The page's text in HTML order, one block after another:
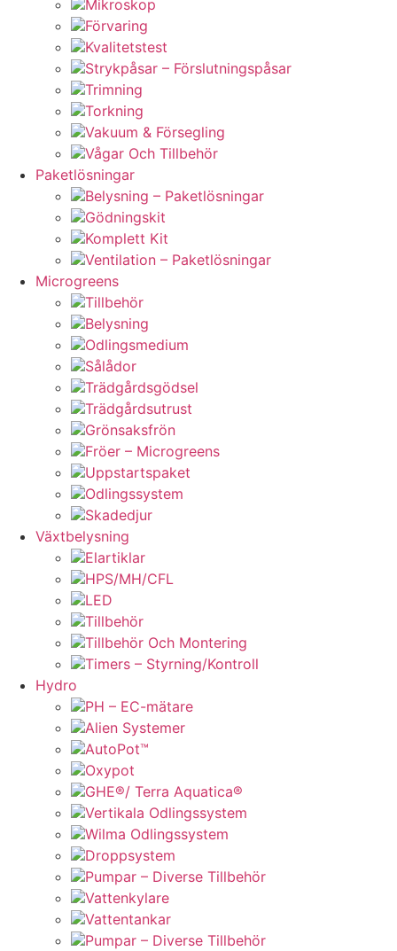
Mikroskop
Förvaring
Kvalitetstest
Strykpåsar – Förslutningspåsar
Trimning
Torkning
Vakuum & Försegling
Vågar Och Tillbehör
Paketlösningar
Belysning – Paketlösningar
Gödningskit
Komplett Kit
Ventilation – Paketlösningar
Microgreens
Tillbehör
Belysning
Odlingsmedium
Sålådor
Trädgårdsgödsel
Trädgårdsutrust
Grönsaksfrön
Fröer – Microgreens
Uppstartspaket
Odlingssystem
Skadedjur
Växtbelysning
Elartiklar
HPS/MH/CFL
LED
Tillbehör
Tillbehör Och Montering
Timers – Styrning/Kontroll
Hydro
PH – EC-mätare
Alien Systemer
AutoPot™
Oxypot
GHE®/ Terra Aquatica®
Vertikala Odlingssystem
Wilma Odlingssystem
Droppsystem
Pumpar – Diverse Tillbehör
Vattenkylare
Vattentankar
Pumpar – Diverse Tillbehör